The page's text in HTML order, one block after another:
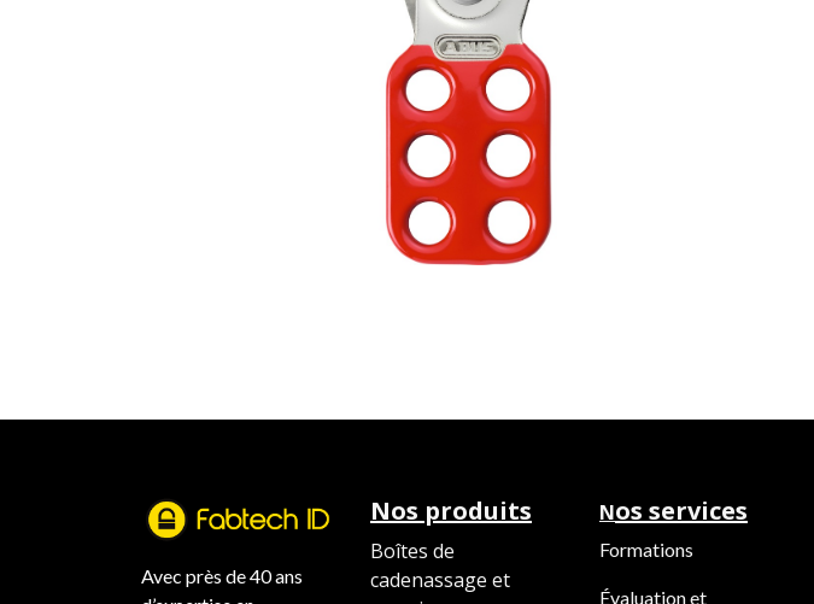
Avec près de 40 ans
Nos produits
Boîtes de
cadenassage et
Nos services
Formations
Évaluation et